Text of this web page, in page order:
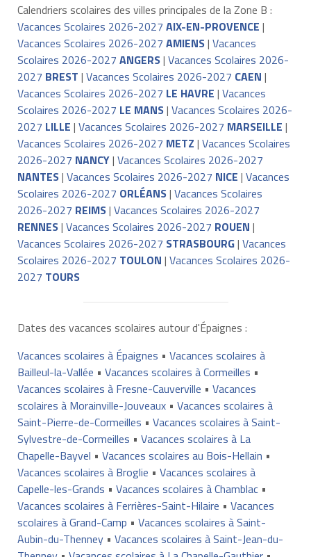
Calendriers scolaires des villes principales de la Zone B :
Vacances Scolaires 2026-2027 AIX-EN-PROVENCE |
Vacances Scolaires 2026-2027 AMIENS| Vacances
Scolaires 2026-2027 ANGERS| Vacances Scolaires 2026-
2027 BREST | Vacances Scolaires 2026-2027 CAEN |
Vacances Scolaires 2026-2027 LE HAVRE | Vacances
Scolaires 2026-2027 LE MANS| Vacances Scolaires 2026-
2027 LILLE | Vacances Scolaires 2026-2027 MARSEILLE |
Vacances Scolaires 2026-2027 METZ | Vacances Scolaires
2026-2027 NANCY| Vacances Scolaires 2026-2027
NANTES| Vacances Scolaires 2026-2027 NICE | Vacances
Scolaires 2026-2027 ORLÉANS| Vacances Scolaires
2026-2027 REIMS| Vacances Scolaires 2026-2027
RENNES| Vacances Scolaires 2026-2027 ROUEN |
Vacances Scolaires 2026-2027 STRASBOURG| Vacances
Scolaires 2026-2027 TOULON | Vacances Scolaires 2026-
2027 TOURS
Dates des vacances scolaires autour d'Épaignes :
Vacances scolaires à Épaignes • Vacances scolaires à
Bailleul-la-Vallée • Vacances scolaires à Cormeilles •
Vacances scolaires à Fresne-Cauverville • Vacances
scolaires à Morainville-Jouveaux• Vacances scolaires à
Saint-Pierre-de-Cormeilles • Vacances scolaires à Saint-
Sylvestre-de-Cormeilles • Vacances scolaires à La
Chapelle-Bayvel • Vacances scolaires au Bois-Hellain •
Vacances scolaires à Broglie • Vacances scolaires à
Capelle-les-Grands • Vacances scolaires à Chamblac•
Vacances scolaires à Ferrières-Saint-Hilaire • Vacances
scolaires à Grand-Camp • Vacances scolaires à Saint-
Aubin-du-Thenney• Vacances scolaires à Saint-Jean-du-